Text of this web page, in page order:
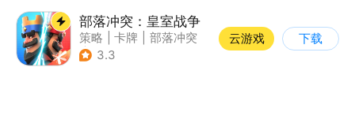
部落冲突：皇室战争
策略 卡牌
部落冲突
| 卡通
3.3
云游戏 下载